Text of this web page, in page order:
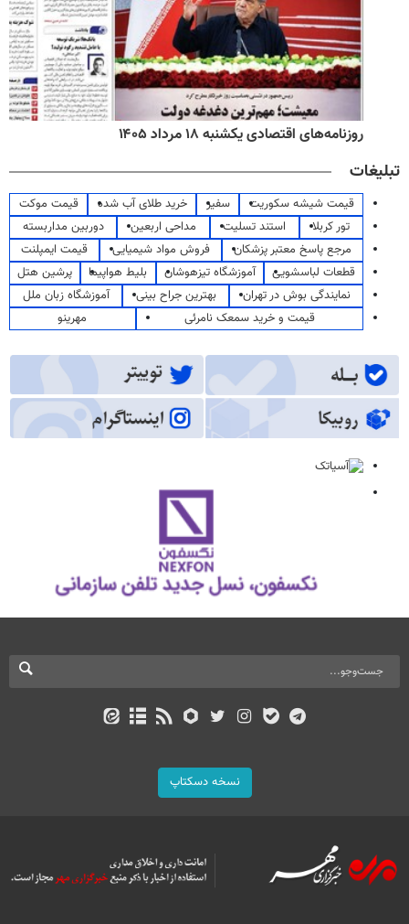
روزنامه‌های اقتصادی یکشنبه ۱۸ مرداد ۱۴۰۵
تبلیغات
قیمت شیشه سکوریت سفیر خرید طلای آب شده
قیمت موکت
تور کربلا
استند تسلیت مداحی اربعین
دوربین مداربسته
مرجع پاسخ معتبر پزشکان
فروش مواد شیمیایی
قیمت ایمپلنت
قطعات لباسشویی
آموزشگاه تیزهوشان بلیط هواپیما
پرشین هتل
نمایندگی بوش در تهران
بهترین جراح بینی
آموزشگاه زبان ملل
قیمت و خرید سمعک نامرئی
مهرینو
نسخه دسکتاپ